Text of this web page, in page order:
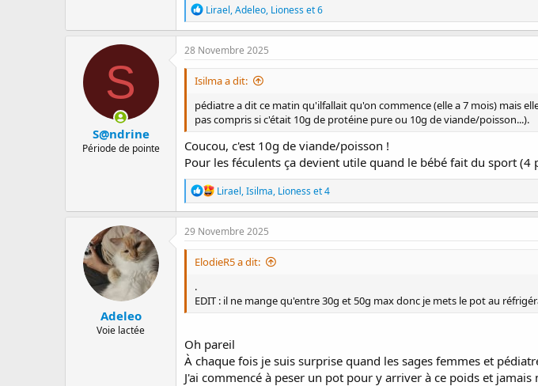
R
é
a
c
o
s
:
Lirael,Adeleo, Lionesset 6
S
S@ndrine
Période de pointe
28 Novembre 2025
Isilma a dit:
pédiatre a dit ce matin qu'ilfallait qu'on commence (elle a 7 mois) mais
pas compris si c'était 10g de protéine pure ou 10g de viande/poisson...).
Coucou, c'est 10g de viande/poisson !
Pour les féculents ça devient utile quand le bébé fait du sport (4
R
é
a
c
o
Lirael,Isilma, Lionesset 4
Adeleo
Voie lactée
29 Novembre 2025
ElodieR5 a dit:
.
EDIT : il ne mange qu'entre 30g et 50g max donc je mets le pot au
Oh pareil
À chaque fois je suis surprise quand les sages femmes et
J'ai commencé à peser un pot pour y arriver à ce poids et